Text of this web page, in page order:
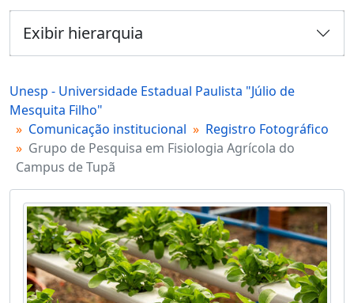
Exibir hierarquia
Unesp - Universidade Estadual Paulista "Júlio de
Mesquita Filho"
Comunicação institucional
Registro Fotográfico
Grupo de Pesquisa em Fisiologia Agrícola do
Campus de Tupã